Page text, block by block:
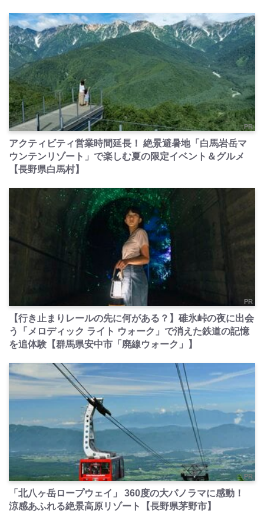
PR
アクティビティ営業時間延長！ 絶景避暑地「白馬岩岳マ
ウンテンリゾート」で楽しむ夏の限定イベント＆グルメ
【長野県白馬村】
PR
【行き止まりレールの先に何がある？】碓氷峠の夜に出会
う「メロディック ライト ウォーク」で消えた鉄道の記憶
を追体験【群馬県安中市「廃線ウォーク」】
PR
「北八ヶ岳ロープウェイ」 360度の大パノラマに感動！
涼感あふれる絶景高原リゾート【長野県茅野市】